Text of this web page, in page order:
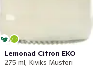
Lemonad Citron EKO
275 ml, Kiviks Musteri